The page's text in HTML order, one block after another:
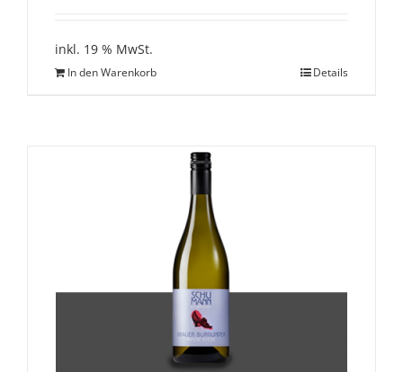
inkl. 19 % MwSt.
In den Warenkorb Details